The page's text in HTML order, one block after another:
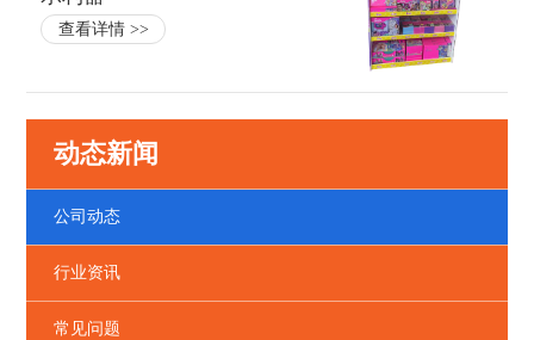
查看详情 >>
动态新闻
公司动态
行业资讯
常见问题